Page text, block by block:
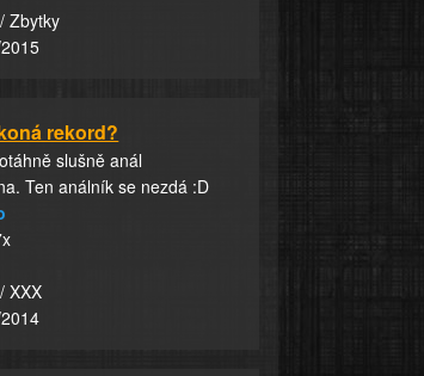
Zbytky
rekord?
slušně anál
Ten análník se nezdá :D
XXX